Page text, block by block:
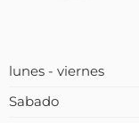
lunes - viernes
Sabado